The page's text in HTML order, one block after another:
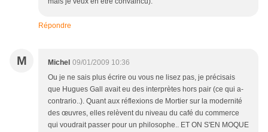
Répondre
M Michel 09/01/2009 10:36
Ou je ne sais plus écrire ou vous ne lisez pas, je précisais
que Hugues Gall avait eu des interprètes hors pair (ce qui a-
contrario..). Quant aux réflexions de Mortier sur la modernité
des œuvres, elles relèvent du niveau du café du commerce
qui voudrait passer pour un philosophe.. ET ON S'EN MOQUE